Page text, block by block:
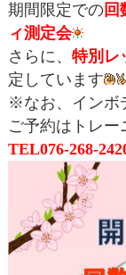
期間限定での回
ィ測定会
さらに、 特別レ
定しています
※なお、インボ
ご予約はトレ
TEL076-268-